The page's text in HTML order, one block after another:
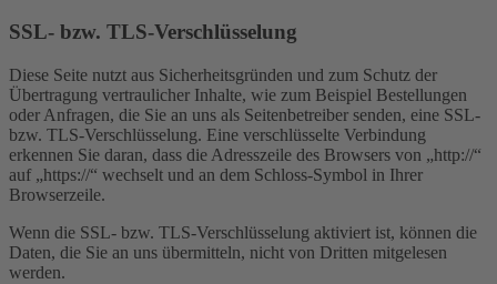
SSL- bzw. TLS-Verschlüsselung
Diese Seite nutzt aus Sicherheitsgründen und zum Schutz der
Übertragung vertraulicher Inhalte, wie zum Beispiel Bestellungen
oder Anfragen, die Sie an uns als Seitenbetreiber senden, eine SSL-
bzw. TLS-Verschlüsselung. Eine verschlüsselte Verbindung
erkennen Sie daran, dass die Adresszeile des Browsers von „http://“
auf „https://“ wechselt und an dem Schloss-Symbol in Ihrer
Browserzeile.
Wenn die SSL- bzw. TLS-Verschlüsselung aktiviert ist, können die
Daten, die Sie an uns übermitteln, nicht von Dritten mitgelesen
werden.